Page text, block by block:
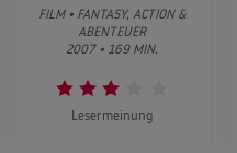
FILM • FANTASY, ACTION &
ABENTEUER
2007 • 169 MIN.
Lesermeinung